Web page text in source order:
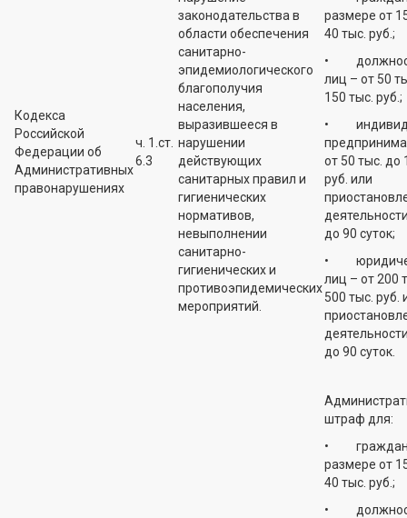
Кодекса
Российской
Федерации об
Административных
правонарушениях
ч. 1.ст.
6.3
законодательства в
области обеспечения
санитарно-
эпидемиологического
благополучия
населения,
выразившееся в
нарушении
действующих
санитарных правил и
гигиенических
нормативов,
невыполнении
санитарно-
гигиенических и
противоэпидемических
мероприятий.
размере от
40 тыс. руб.;
•
лиц – от 50
150 тыс. руб.;
•
от 50 тыс. до
руб. или
до 90 суток;
•
лиц – от 200
500 тыс. руб.
до 90 суток.
штраф для:
• граждан
размере от
40 тыс. руб.;
•